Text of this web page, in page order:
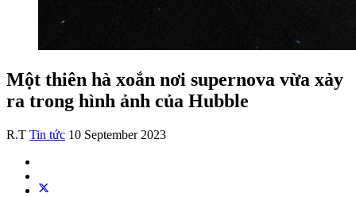
Một thiên hà xoắn nơi supernova vừa xảy
ra trong hình ảnh của Hubble
R.T Tin tức 10 September 2023